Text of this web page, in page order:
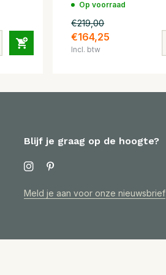
Op voorraad
€219,00
€164,25
Incl. btw
Blijf je graag op de hoogte?
Meld je aan voor onze nieuwsbrief